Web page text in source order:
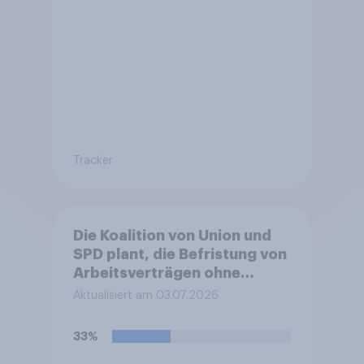
Tracker
Die Koalition von Union und
SPD plant, die Befristung von
Arbeitsverträgen ohne
sachlichen Grund zu
Befristungen sollen demnach
bis zu 48 Monate und mit bis
Aktualisiert am 03.07.2026
33%